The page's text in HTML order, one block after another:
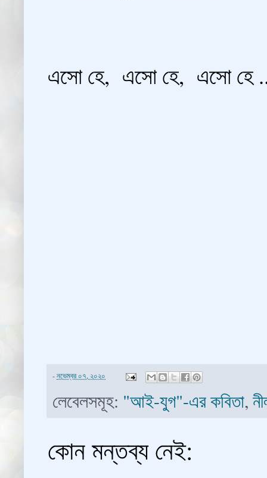
এসো হে, এসো হে, এসো হে
-নভেম্বর ০৭, ২০২০
লেবেলসমূহ: "আই-যুগ"-এর কবিতা,
কোন মন্তব্য নেই: